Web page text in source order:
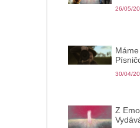
26/05/
30/04/
Z